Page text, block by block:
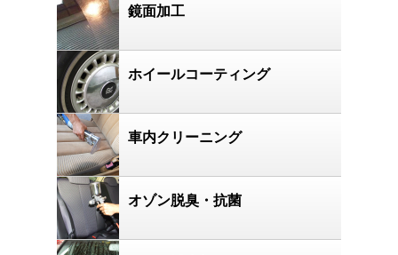
鏡面加工
ホイールコーティング
車内クリーニング
オゾン脱臭・抗菌